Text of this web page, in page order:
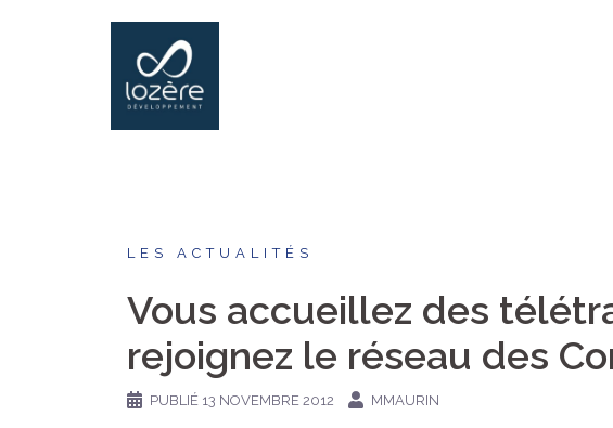
LES ACTUALITÉS
Vous accueillez des
rejoignez le réseau des
PUBLIÉ 13 NOVEMBRE 2012 MMAURIN